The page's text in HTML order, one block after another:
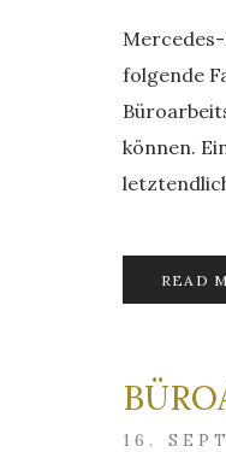
folgende
können.
READ
16.